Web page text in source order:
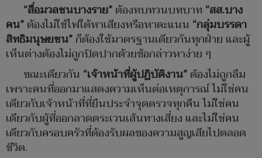
“สื่อมวลชนบางราย”ต้องทบทวนบทบาท “สส.บาง
คน”ต้องไม่ใช้ไฟใต้หาเสียงหรือหาคะแนน “กลุ่มบรรดา
สิทธิมนุษยชน”ก็ต้องใช้มาตรฐานเดียวกันทุกฝ่าย และผู้
เห็นต่างต้องไม่ถูกปิดปากด้วยข้อกล่าวหาง่าย ๆ
ขณะเดียวกัน “เจ้าหน้าที่ผู้ปฏิบัติงาน”ต้องไม่ถูกลืม
เพราะคนที่ออกมาแสดงความเห็นต่อเหตุการณ์ ไม่ใช่คน
เดียวกับเจ้าหน้าที่ที่ยืนประจำจุดตรวจทุกคืน ไม่ใช่คน
เดียวกับผู้ที่ออกลาดตระเวนเส้นทางเสี่ยง และไม่ใช่คน
เดียวกับครอบครัวที่ต้องรับผลของความสูญเสียไปตลอด
ชีวิต.